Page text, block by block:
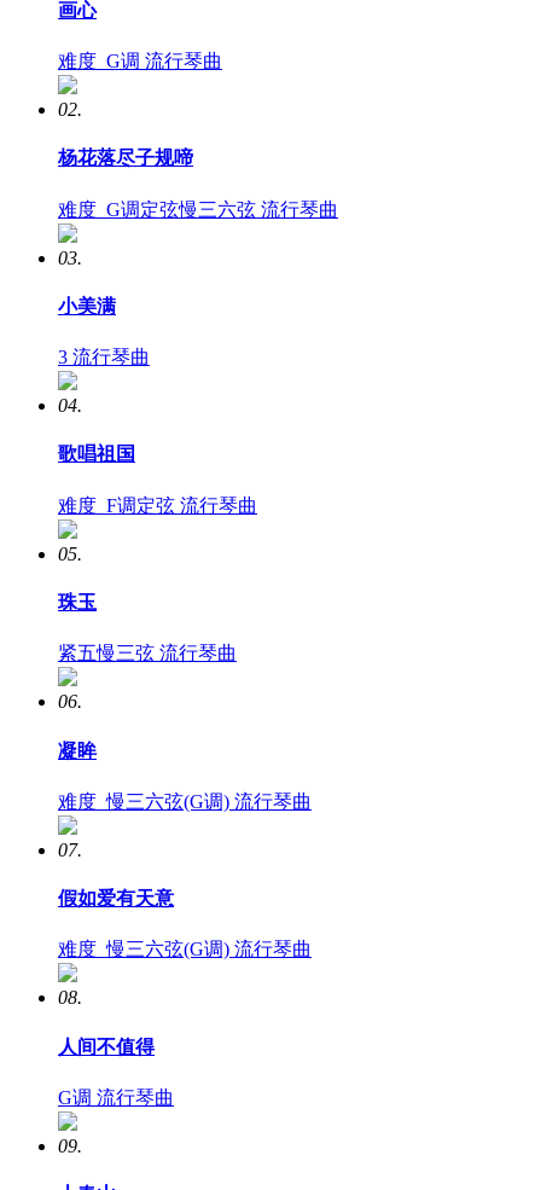
画心
难度 G调 流行琴曲
02.
杨花落尽子规啼
难度 G调定弦慢三六弦 流行琴曲
03.
小美满
3 流行琴曲
04.
歌唱祖国
难度 F调定弦 流行琴曲
05.
珠玉
紧五慢三弦 流行琴曲
06.
凝眸
难度慢三六弦(G调) 流行琴曲
07.
假如爱有天意
难度慢三六弦(G调) 流行琴曲
08.
人间不值得
G调 流行琴曲
09.